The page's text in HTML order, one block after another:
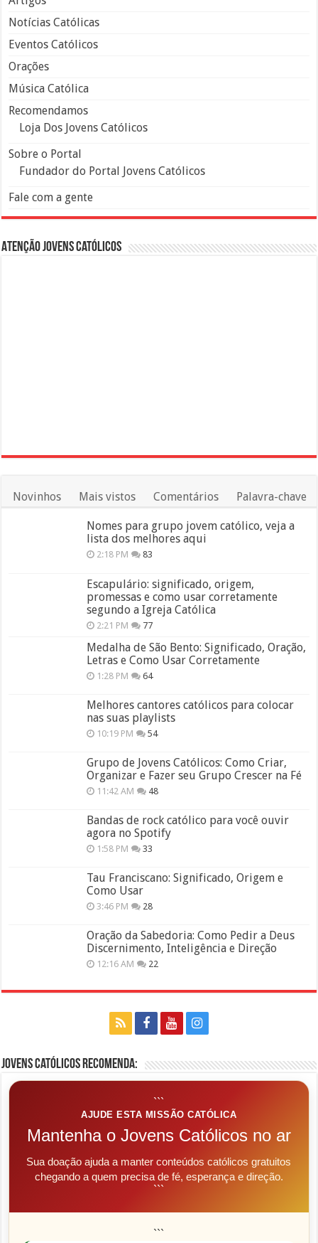
Notícias Católicas
Eventos Católicos
Orações
Música Católica
Recomendamos
Loja Dos Jovens Católicos
Sobre o Portal
Fundador do Portal Jovens Católicos
Fale com a gente
Atenção Jovens Católicos
Novinhos Mais vistos Comentários Palavra-chave
Nomes para grupo jovem católico, veja a
lista dos melhores aqui
2:18 PM 83
Escapulário: significado, origem,
promessas e como usar corretamente
segundo a Igreja Católica
2:21 PM 77
Medalha de São Bento: Significado, Oração,
Letras e Como Usar Corretamente
1:28 PM 64
Melhores cantores católicos para colocar
nas suas playlists
10:19 PM 54
Grupo de Jovens Católicos: Como Criar,
Organizar e Fazer seu Grupo Crescer na Fé
11:42 AM 48
Bandas de rock católico para você ouvir
agora no Spotify
1:58 PM 33
Tau Franciscano: Significado, Origem e
Como Usar
3:46 PM 28
Oração da Sabedoria: Como Pedir a Deus
Discernimento, Inteligência e Direção
12:16 AM 22
Jovens Católicos Recomenda:
```
AJUDE ESTA MISSÃO CATÓLICA
Mantenha o Jovens Católicos no ar
Sua doação ajuda a manter conteúdos católicos gratuitos
chegando a quem precisa de fé, esperança e direção.
```
```